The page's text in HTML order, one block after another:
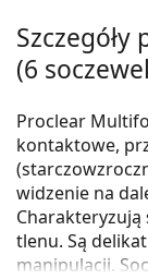
(6
Proclear
kontaktowe,
widzenie na
Charakteryzują
tlenu. Są
manipulacji.